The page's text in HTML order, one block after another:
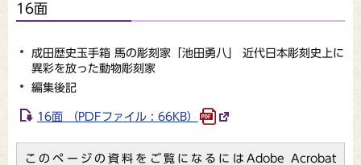
16面
成田歴史玉手箱 馬の彫刻家「池田勇八」 近代日本彫刻史上に
異彩を放った動物彫刻家
編集後記
16面 （PDFファイル : 66KB）
このページの資料をご覧になるにはAdobe Acrobat